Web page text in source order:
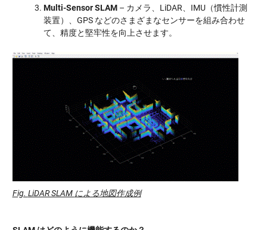
Multi-Sensor SLAM– カメラ、LiDAR、IMU（慣性計測
装置）、GPS などのさまざまなセンサーを組み合わせ
て、精度と堅牢性を向上させます。
Fig. LiDAR SLAM による地図作成例